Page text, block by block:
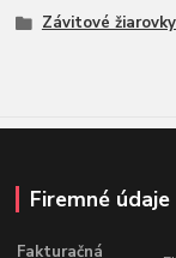
Závitové
Firemné údaje
Fakturačná